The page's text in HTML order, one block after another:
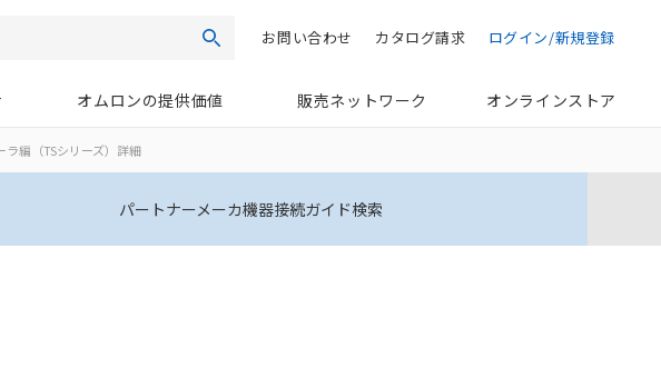
検索 ログイン/新規登録
カタログ請求
お問い合わせ
オムロンの提供価値 販売ネットワーク オンラインストア
編（TSシリーズ）詳細
パートナーメーカ機器接続ガイド検索